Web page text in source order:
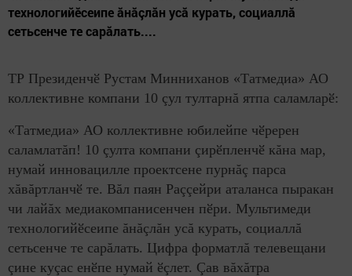
технологийӗсеипе ăнăçлăн усă курать, социаллă
сетьсенче те сарăлать....
ТР Президенчӗ Рустам Минниханов «Татмедиа» АО
коллективне компани 10 çул тултарнă ятпа саламларӗ:
«Татмедиа» АО коллективне юбилейпе чӗререн
саламлатăп! 10 çулта компани çирӗпленчӗ кăна мар,
нумай инновацилле проектсене пурнăç парса
хăвăртланчӗ те. Вăл паян Раççейри аталанса пыракан
чи лайăх медиакомпанисенчен пӗри. Мультимеди
технологийӗсеипе ăнăçлăн усă курать, социаллă
сетьсенче те сарăлать. Цифра форматлă телевещани
çине куçас енӗпе нумай ӗçлет. Çав вăхăтра